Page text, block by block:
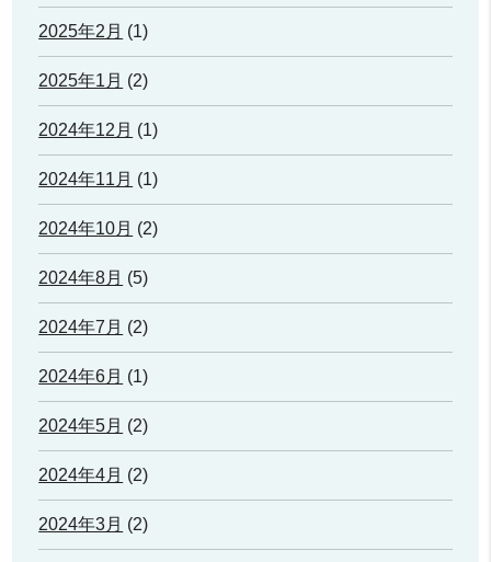
2025年2月 (1)
2025年1月 (2)
2024年12月 (1)
2024年11月 (1)
2024年10月 (2)
2024年8月 (5)
2024年7月 (2)
2024年6月 (1)
2024年5月 (2)
2024年4月 (2)
2024年3月 (2)